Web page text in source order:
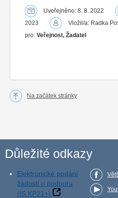
Uveřejněno: 8. 8. 2022
2023
Vložil/a: Radka
pro: Veřejnost, Žadatel
Na začátek stránky
Důležité odkazy
Elektronické podání
žádosti o podporu
(IS KP21+)